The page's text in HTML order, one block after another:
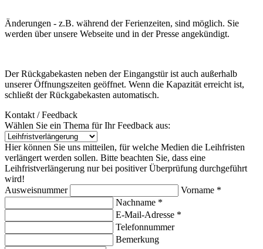
Änderungen - z.B. während der Ferienzeiten, sind möglich. Sie
werden über unsere Webseite und in der Presse angekündigt.
Der Rückgabekasten neben der Eingangstür ist auch außerhalb
unserer Öffnungszeiten geöffnet. Wenn die Kapazität erreicht ist,
schließt der Rückgabekasten automatisch.
Kontakt / Feedback
Wählen Sie ein Thema für Ihr Feedback aus:
Hier können Sie uns mitteilen, für welche Medien die Leihfristen
verlängert werden sollen. Bitte beachten Sie, dass eine
Leihfristverlängerung nur bei positiver Überprüfung durchgeführt
wird!
Ausweisnummer
Vorname *
Nachname *
E-Mail-Adresse *
Telefonnummer
Bemerkung